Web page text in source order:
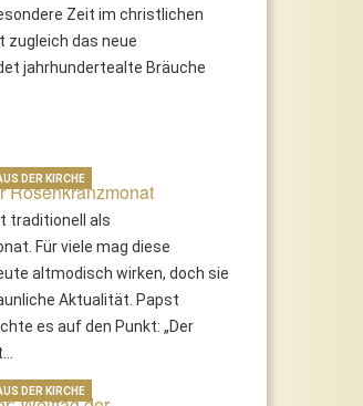
Zeit im christlichen
zugleich das neue
jahrhundertealte Bräuche
Rosenkranzmonat
traditionell als
Für viele mag diese
altmodisch wirken, doch sie
Aktualität. Papst
es auf den Punkt: „Der
DER KIRCHE
DER KIRCHE